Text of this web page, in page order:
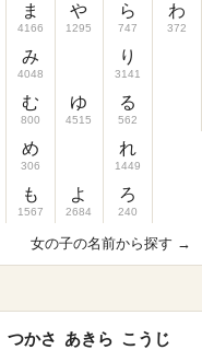
ま
4166
み
4048
む
800
め
306
も
1567
や
1295
ゆ
4515
よ
2684
ら
747
り
3141
る
562
れ
1449
ろ
240
わ
372
女の子の名前から探す →
つかさ あきら こうじ